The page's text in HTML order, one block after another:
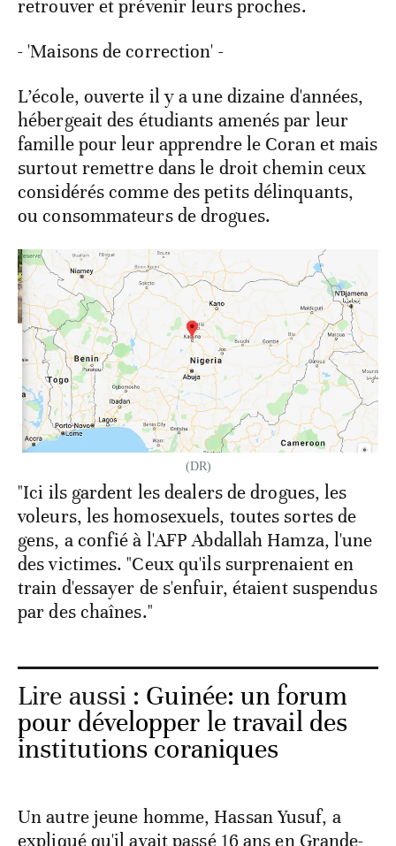
retrouver et prévenir leurs proches.
- 'Maisons de correction' -
L’école, ouverte il y a une dizaine d'années,
hébergeait des étudiants amenés par leur
famille pour leur apprendre le Coran et mais
surtout remettre dans le droit chemin ceux
considérés comme des petits délinquants,
ou consommateurs de drogues.
(DR)
"Ici ils gardent les dealers de drogues, les
voleurs, les homosexuels, toutes sortes de
gens, a confié à l'AFP Abdallah Hamza, l'une
des victimes. "Ceux qu'ils surprenaient en
train d'essayer de s'enfuir, étaient suspendus
par des chaînes."
Lire aussi : Guinée: un forum
pour développer le travail des
institutions coraniques
Un autre jeune homme, Hassan Yusuf, a
expliqué qu'il avait passé 16 ans en Grande-